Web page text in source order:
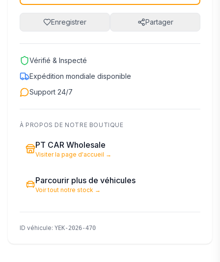
Enregistrer Partager
Vérifié & Inspecté
Expédition mondiale disponible
Support 24/7
À PROPOS DE NOTRE BOUTIQUE
PT CAR Wholesale
Visiter la page d'accueil →
Parcourir plus de véhicules
Voir tout notre stock →
ID véhicule: YEK-2026-470